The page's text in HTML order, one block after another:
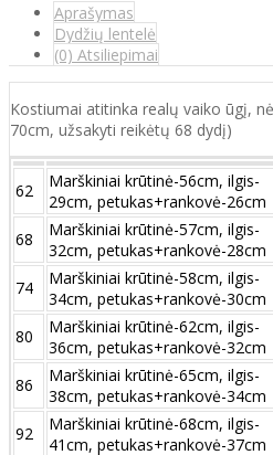
Aprašymas
Dydžių lentelė
(0) Atsiliepimai
Kostiumai atitinka realų vaiko ūgį,
70cm, užsakyti reikėtų 68 dydį)
62
Marškiniai krūtinė-56cm, ilgis-
29cm, petukas+rankovė-26cm
68
Marškiniai krūtinė-57cm, ilgis-
32cm, petukas+rankovė-28cm
74
Marškiniai krūtinė-58cm, ilgis-
34cm, petukas+rankovė-30cm
80
Marškiniai krūtinė-62cm, ilgis-
36cm, petukas+rankovė-32cm
86
Marškiniai krūtinė-65cm, ilgis-
38cm, petukas+rankovė-34cm
92
Marškiniai krūtinė-68cm, ilgis-
41cm, petukas+rankovė-37cm